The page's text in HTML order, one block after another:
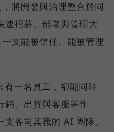
將開發與治理整合於同
速招募、部署與管理大
支能被信任、能被管理
一名員工，卻能同時
銷、出貨與客服等作
各司其職的 AI 團隊。